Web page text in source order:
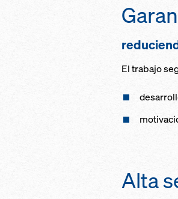
El trabajo
Alta